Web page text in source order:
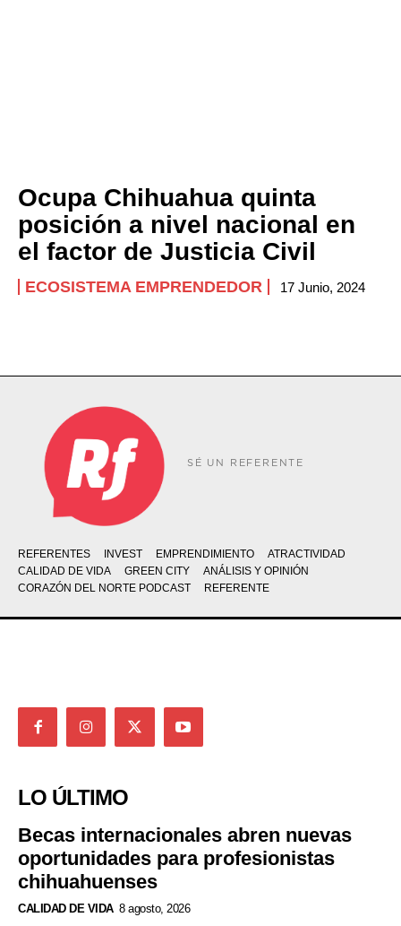
Ocupa Chihuahua quinta
posición a nivel nacional en
el factor de Justicia Civil
ECOSISTEMA EMPRENDEDOR 17 Junio, 2024
SÉ UN REFERENTE
REFERENTES INVEST EMPRENDIMIENTO
ATRACTIVIDAD
CALIDAD DE VIDA
GREEN CITY
ANÁLISIS Y OPINIÓN
CORAZÓN DEL NORTE PODCAST
REFERENTE
LO ÚLTIMO
Becas internacionales abren nuevas
oportunidades para profesionistas
chihuahuenses
CALIDAD DE VIDA 8 agosto, 2026